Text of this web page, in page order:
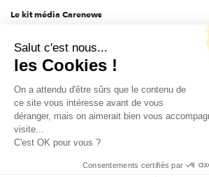
Le kit média Carenews
AEF info
Novethic
PRODURABLE
Inclusiv Day
Données personnelles Mentions légales
Salut c'est nous...
les Cookies !
On a attendu d'être sûrs que le contenu de
ce site vous intéresse avant de vous
déranger, mais on aimerait bien vous
visite...
C'est OK pour vous ?
Consentements certifiés par